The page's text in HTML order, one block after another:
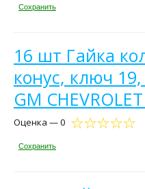
Сохранить
16 шт Гайка
конус, ключ
GM
Оценка — 0
Сохранить